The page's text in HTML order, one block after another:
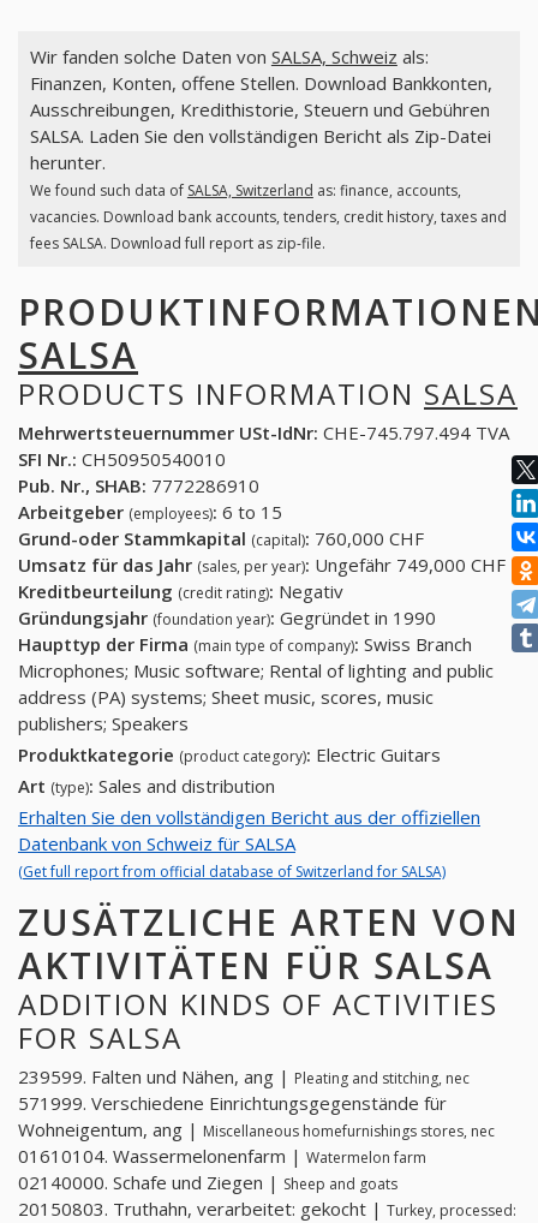
Wir fanden solche Daten von SALSA, Schweiz als:
Finanzen, Konten, offene Stellen. Download Bankkonten,
Ausschreibungen, Kredithistorie, Steuern und Gebühren
SALSA. Laden Sie den vollständigen Bericht als Zip-Datei
herunter.
We found such data of SALSA, Switzerland as: finance, accounts,
vacancies. Download bank accounts, tenders, credit history, taxes and
fees SALSA. Download full report as zip-file.
SALSA
PRODUCTS INFORMATION SALSA
Mehrwertsteuernummer USt-IdNr: CHE-745.797.494 TVA
SFI Nr.: CH50950540010
Pub. Nr., SHAB: 7772286910
Arbeitgeber (employees): 6 to 15
Grund-oder Stammkapital (capital): 760,000 CHF
Umsatz für das Jahr (sales, per year): Ungefähr 749,000 CHF
Kreditbeurteilung (credit rating): Negativ
Gründungsjahr (foundation year): Gegründet in 1990
Haupttyp der Firma (main type of company): Swiss Branch
Microphones; Music software; Rental of lighting and public
address (PA) systems; Sheet music, scores, music
publishers; Speakers
Produktkategorie (product category): Electric Guitars
Art (type): Sales and distribution
Erhalten Sie den vollständigen Bericht aus der offiziellen
Datenbank von Schweiz für SALSA
(Get full report from official database of Switzerland for SALSA)
ZUSÄTZLICHE ARTEN VON
AKTIVITÄTEN FÜR SALSA
ADDITION KINDS OF ACTIVITIES
FOR SALSA
239599. Falten und Nähen, ang | Pleating and stitching, nec
571999. Verschiedene Einrichtungsgegenstände für
Wohneigentum, ang | Miscellaneous homefurnishings stores, nec
01610104. Wassermelonenfarm | Watermelon farm
02140000. Schafe und Ziegen | Sheep and goats
20150803. Truthahn, verarbeitet: gekocht | Turkey, processed: